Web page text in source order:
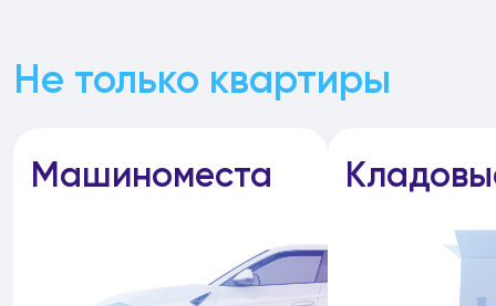
Не только квартиры
Машиноместа